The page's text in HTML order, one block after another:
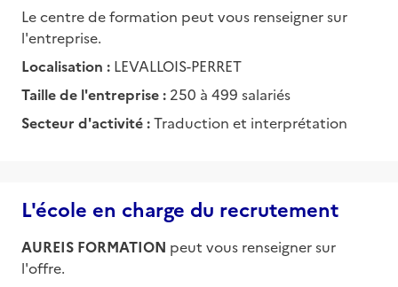
Le centre de formation peut vous renseigner sur
l'entreprise.
Localisation : LEVALLOIS-PERRET
Taille de l'entreprise : 250 à 499 salariés
Secteur d'activité :Traduction et interprétation
L'école en charge du recrutement
AUREIS FORMATION peut vous renseigner sur
l'offre.